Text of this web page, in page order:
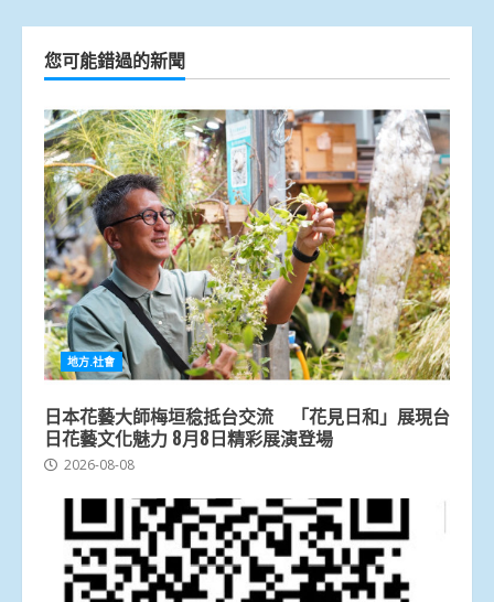
您可能錯過的新聞
地方.社會
日本花藝大師梅垣稔抵台交流 「花見日和」展現台
日花藝文化魅力 8月8日精彩展演登場
2026-08-08